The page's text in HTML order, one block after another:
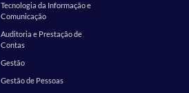
Tecnologia da Informação e
Comunicação
Auditoria e Prestação de
Contas
Gestão
Gestão de Pessoas